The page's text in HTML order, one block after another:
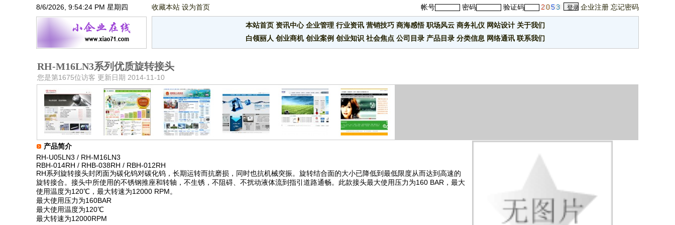
8/6/2026, 9:54:24 PM 星期四 收藏本站 设为首页 帐号 密码 验证码 企业注册 忘记密码
本站首页 资讯中心 企业管理 行业资讯 营销技巧 商海感悟 职场风云 商务礼仪 网站设计 关于我们
白领丽人 创业商机 创业案例 创业知识 社会焦点 公司目录 产品目录 分类信息 网络通讯 联系我们
RH-M16LN3系列优质旋转接头
您是第1675位访客 更新日期 2014-11-10
产品简介
RH-U05LN3 / RH-M16LN3
RBH-014RH / RHB-038RH / RBH-012RH
RH系列旋转接头封闭面为碳化钨对碳化钨，长期运转而抗磨损，同时也抗机械突振。旋转结合面的大小已降低到最低限度从而达到高速的
旋转接合。接头中所使用的不锈钢推座和转轴，不生锈，不阻碍、不扰动液体流到指引道路通畅。此款接头最大使用压力为160 BAR，最大
使用温度为120℃，最大转速为12000 RPM。
最大使用压力为160BAR
最大使用温度为120℃
最大转速为12000RPM